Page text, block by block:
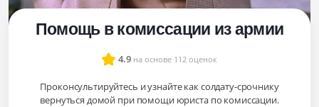
Помощь в комиссации из армии
4.9 на основе 112 оценок
Проконсультируйтесь и узнайте как солдату-срочнику
вернуться домой при помощи юриста по комиссации.